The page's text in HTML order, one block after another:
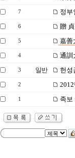
7 정부
6 贈
5 嘉善
4 通訓
3 일반 헌성
2
1 족보